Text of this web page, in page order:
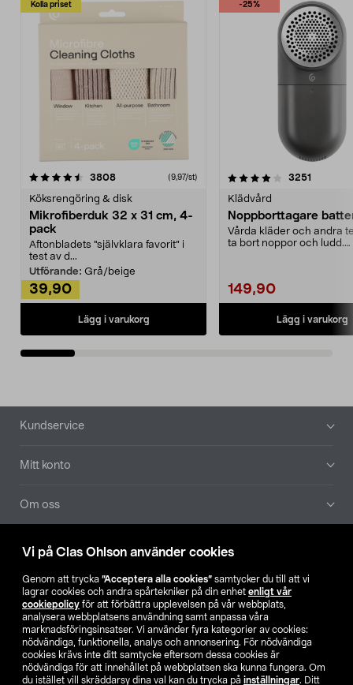
Vi på Clas Ohlson använder cookies
Genom att trycka ”Acceptera alla cookies” samtycker du till att vi
lagrar cookies och andra spårtekniker på din enhet enligt vår
cookiepolicy för att förbättra upplevelsen på vår webbplats,
analysera webbplatsens användning samt anpassa våra
marknadsföringsinsatser. Vi använder fyra kategorier av cookies:
nödvändiga, funktionella, analys och annonsering. För nödvändiga
cookies krävs inte ditt samtycke eftersom dessa cookies är
nödvändiga för att innehållet på webbplatsen ska kunna fungera. Om
du istället vill skräddarsy dina val kan du trycka på inställningar. Ditt
Kolla priset
3808recensioner (9,97/st)
Köksrengöring & disk
Mikrofiberduk 32 x 31 cm, 4-
pack
Aftonbladets "självklara favorit” i
test av d...
Utförande: Grå/beige
39,90
Lägg i varukorg
-25%
4.0av 5 stjärnor 3251
Klädvård
Noppborttagare
Vårda kläder och andra
ta bort noppor och ludd.
149,90
Lägg i varukorg
4.5av 5 stjärnor
Sidfot
Kundservice
Mitt konto
Om oss
Aktuellt
Våra bolag
Hitta butik
SE NO FI